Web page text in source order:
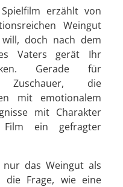
erzählt von
Weingut
doch nach dem
Vaters gerät Ihr
Gerade für
Zuschauer, die
mit emotionalem
mit Charakter
ein gefragter
das Weingut als
die Frage, wie eine